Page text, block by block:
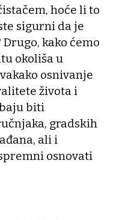
hoće li to
sigurni da je
kako ćemo
okoliša u
osnivanje
života i
biti
gradskih
ali i
osnovati